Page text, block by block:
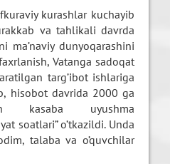
kurashlar kuchayib
va tahlikali davrda
ma’naviy dunyoqarashini
Vatanga sadoqat
targ’ibot ishlariga
hisobot davrida 2000 ga
kasaba uyushma
soatlari” o’tkazildi. Unda
talaba va o’quvchilar